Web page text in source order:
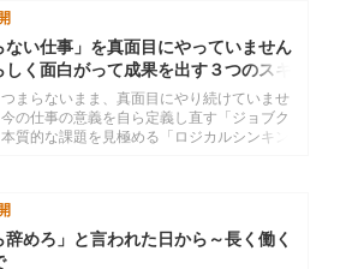
い仕事」を真面目にやっていません
く面白がって成果を出す３つのスキ
まらないまま、真面目にやり続けていませ
の仕事の意義を自ら定義し直す「ジョブク
質的な課題を見極める「ロジカルシンキン
めろ」と言われた日から～長く働く